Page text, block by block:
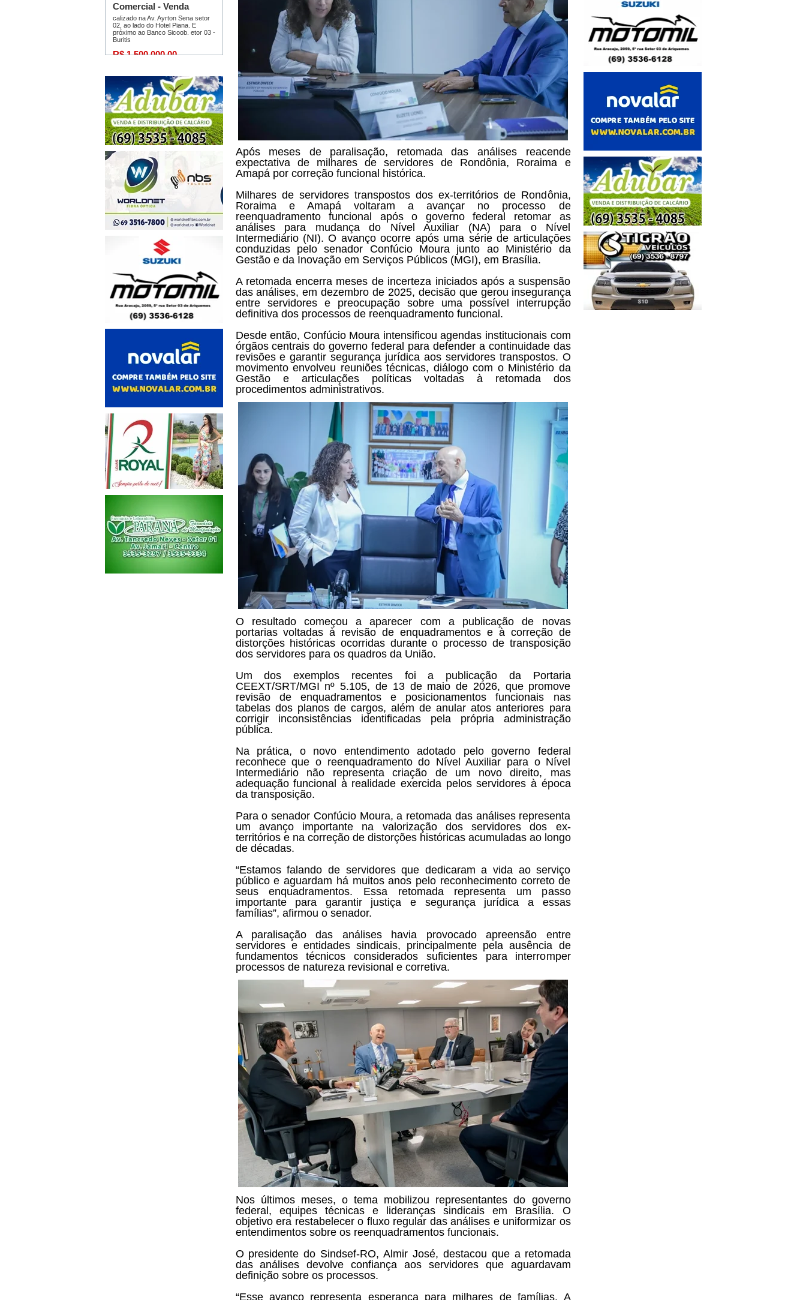
Após meses de paralisação, retomada das análises reacende
expectativa de milhares de servidores de Rondônia, Roraima e
Amapá por correção funcional histórica.
Milhares de servidores transpostos dos ex-territórios de Rondônia,
Roraima e Amapá voltaram a avançar no processo de
reenquadramento funcional após o governo federal retomar as
análises para mudança do Nível Auxiliar (NA) para o Nível
Intermediário (NI). O avanço ocorre após uma série de articulações
conduzidas pelo senador Confúcio Moura junto ao Ministério da
Gestão e da Inovação em Serviços Públicos (MGI), em Brasília.
A retomada encerra meses de incerteza iniciados após a suspensão
das análises, em dezembro de 2025, decisão que gerou insegurança
entre servidores e preocupação sobre uma possível interrupção
definitiva dos processos de reenquadramento funcional.
Desde então, Confúcio Moura intensificou agendas institucionais com
órgãos centrais do governo federal para defender a continuidade das
revisões e garantir segurança jurídica aos servidores transpostos. O
movimento envolveu reuniões técnicas, diálogo com o Ministério da
Gestão e articulações políticas voltadas à retomada dos
procedimentos administrativos.
O resultado começou a aparecer com a publicação de novas
portarias voltadas à revisão de enquadramentos e à correção de
distorções históricas ocorridas durante o processo de transposição
dos servidores para os quadros da União.
Um dos exemplos recentes foi a publicação da Portaria
CEEXT/SRT/MGI nº 5.105, de 13 de maio de 2026, que promove
revisão de enquadramentos e posicionamentos funcionais nas
tabelas dos planos de cargos, além de anular atos anteriores para
corrigir inconsistências identificadas pela própria administração
pública.
Na prática, o novo entendimento adotado pelo governo federal
reconhece que o reenquadramento do Nível Auxiliar para o Nível
Intermediário não representa criação de um novo direito, mas
adequação funcional à realidade exercida pelos servidores à época
da transposição.
Para o senador Confúcio Moura, a retomada das análises representa
um avanço importante na valorização dos servidores dos ex-
territórios e na correção de distorções históricas acumuladas ao longo
de décadas.
“Estamos falando de servidores que dedicaram a vida ao serviço
público e aguardam há muitos anos pelo reconhecimento correto de
seus enquadramentos. Essa retomada representa um passo
importante para garantir justiça e segurança jurídica a essas
famílias”, afirmou o senador.
A paralisação das análises havia provocado apreensão entre
servidores e entidades sindicais, principalmente pela ausência de
fundamentos técnicos considerados suficientes para interromper
processos de natureza revisional e corretiva.
Nos últimos meses, o tema mobilizou representantes do governo
federal, equipes técnicas e lideranças sindicais em Brasília. O
objetivo era restabelecer o fluxo regular das análises e uniformizar os
entendimentos sobre os reenquadramentos funcionais.
O presidente do Sindsef-RO, Almir José, destacou que a retomada
das análises devolve confiança aos servidores que aguardavam
definição sobre os processos.
“Esse avanço representa esperança para milhares de famílias. A